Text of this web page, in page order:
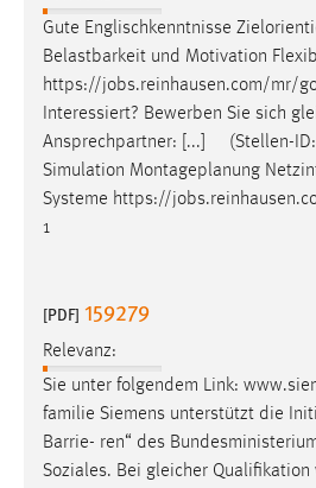
Gute Englischkenntnisse
Belastbarkeit und Motivation
https://jobs.reinhausen.com/mr/
Interessiert? Bewerben Sie sich
Ansprechpartner: [...] (Stellen-
Simulation Montageplanung
Systeme https://jobs
1
[PDF] 159279
Relevanz:
Sie unter folgendem Link:
familie Siemens unterstützt die
Barrie- ren“ des
Soziales. Bei gleicher Qualifikation